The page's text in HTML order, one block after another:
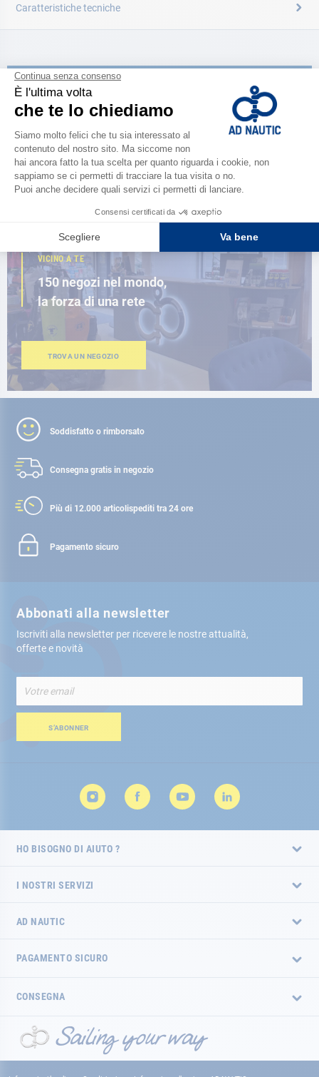
Caratteristiche tecniche
CATALOGARE
Scopri la
nuova guida AD 2026
SFOGLIA IL CATALOGO
VICINO A TE
150 negozi nel mondo,
la forza di una rete
TROVA UN NEGOZIO
Soddisfatto o rimborsato
Consegna gratis in negozio
Più di 12.000 articolispediti tra 24 ore
Pagamento sicuro
Abbonati alla newsletter
Iscriviti alla newsletter per ricevere le nostre attualità,
offerte e novità
alla
nostra
Newsletter:S’ABONNER
HO BISOGNO DI AIUTO ?
I NOSTRI SERVIZI
AD NAUTIC
PAGAMENTO SICURO
CONSEGNA